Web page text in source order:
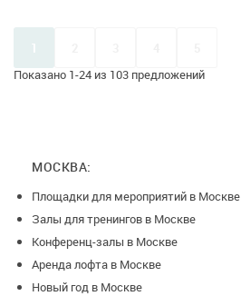
Показано 1-24 из 103 предложений
1
МОСКВА:
Площадки для мероприятий в Москве
Залы для тренингов в Москве
Конференц-залы в Москве
Аренда лофта в Москве
Новый год в Москве